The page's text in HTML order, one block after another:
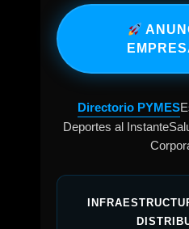
Directorio PYMES
Deportes al Instante